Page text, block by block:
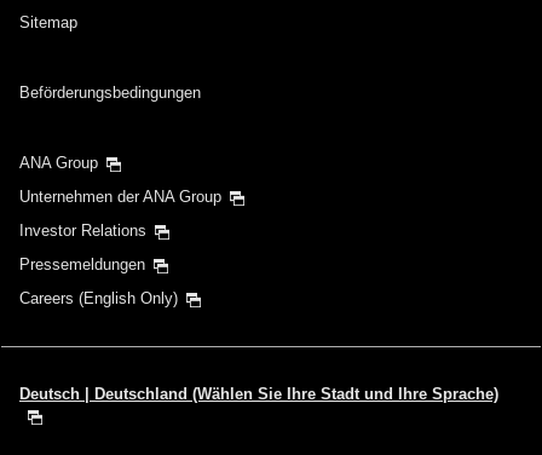
Sitemap
Beförderungsbedingungen
ANA Group
Unternehmen der ANA Group
Investor Relations
Pressemeldungen
Careers (English Only)
Deutsch | Deutschland (Wählen Sie Ihre Stadt und Ihre Sprache)